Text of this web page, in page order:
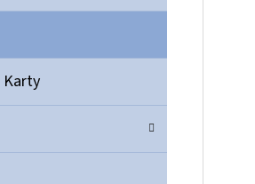
MAGNETIC CARD CASE 35PT